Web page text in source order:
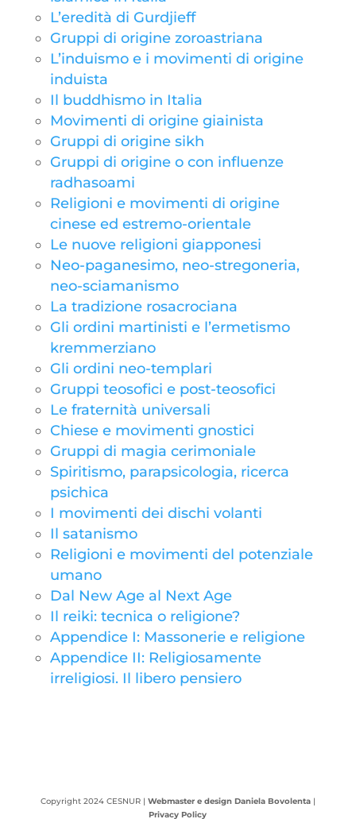
L’eredità di Gurdjieff
Gruppi di origine zoroastriana
L’induismo e i movimenti di origine
induista
Il buddhismo in Italia
Movimenti di origine giainista
Gruppi di origine sikh
Gruppi di origine o con influenze
radhasoami
Religioni e movimenti di origine
cinese ed estremo-orientale
Le nuove religioni giapponesi
Neo-paganesimo, neo-stregoneria,
neo-sciamanismo
La tradizione rosacrociana
Gli ordini martinisti e l’ermetismo
kremmerziano
Gli ordini neo-templari
Gruppi teosofici e post-teosofici
Le fraternità universali
Chiese e movimenti gnostici
Gruppi di magia cerimoniale
Spiritismo, parapsicologia, ricerca
psichica
I movimenti dei dischi volanti
Il satanismo
Religioni e movimenti del potenziale
umano
Dal New Age al Next Age
Il reiki: tecnica o religione?
Appendice I: Massonerie e religione
Appendice II: Religiosamente
irreligiosi. Il libero pensiero
Copyright 2024 CESNUR | Webmaster e design Daniela Bovolenta|
Privacy Policy